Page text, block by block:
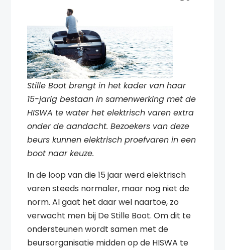
Stille Boot brengt in het kader van haar
15-jarig bestaan in samenwerking met de
HISWA te water het elektrisch varen extra
onder de aandacht. Bezoekers van deze
beurs kunnen elektrisch proefvaren in een
boot naar keuze.
In de loop van die 15 jaar werd elektrisch
varen steeds normaler, maar nog niet de
norm. Al gaat het daar wel naartoe, zo
verwacht men bij De Stille Boot. Om dit te
ondersteunen wordt samen met de
beursorganisatie midden op de HISWA te